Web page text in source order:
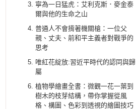
寧為一日猛虎：艾利克斯．麥金泰
爾與他的生命之山
普通人不會揹著機關槍：一位父
親、丈夫、前和平主義者對戰爭的
思考
唯紅花綻放:習近平時代的認同與歸
屬
植物學繪畫全書：微觀一花一葉到
樹木的枝芽結構，帶你掌握從風
格、構圖、色彩到透視的繪圖技巧